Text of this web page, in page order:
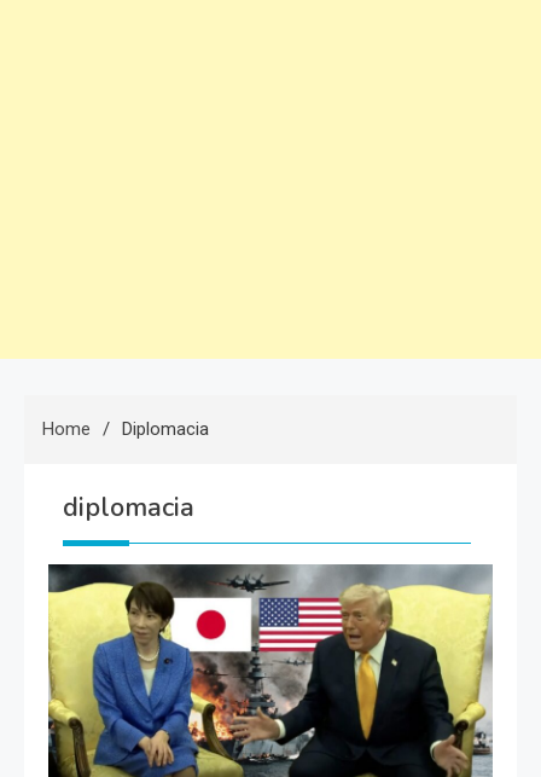
Home Diplomacia
diplomacia